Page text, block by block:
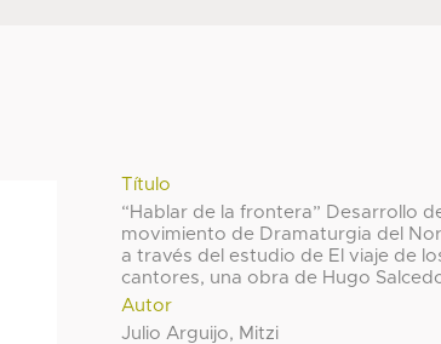
Título
“Hablar de la frontera” Desarrollo
movimiento de Dramaturgia del
a través del estudio de El viaje de
cantores, una obra de Hugo
Autor
Julio Arguijo, Mitzi